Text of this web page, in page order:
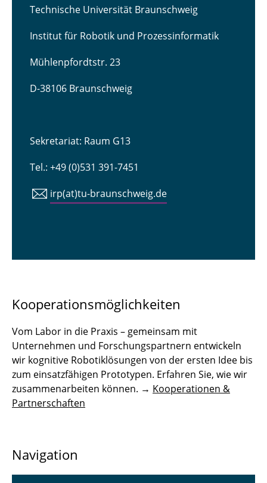
Technische Universität Braunschweig
Institut für Robotik und Prozessinformatik
Mühlenpfordtstr. 23
D-38106 Braunschweig
Sekretariat: Raum G13
Tel.: +49 (0)531 391-7451
irp(at)tu-braunschweig.de
Kooperationsmöglichkeiten
Vom Labor in die Praxis – gemeinsam mit
Unternehmen und Forschungspartnern entwickeln
wir kognitive Robotiklösungen von der ersten Idee bis
zum einsatzfähigen Prototypen. Erfahren Sie, wie wir
zusammenarbeiten können. → Kooperationen &
Partnerschaften
Navigation